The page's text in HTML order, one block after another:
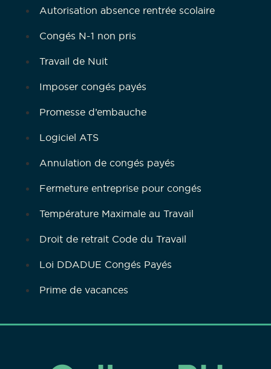
Autorisation absence rentrée scolaire
Congés N-1 non pris
Travail de Nuit
Imposer congés payés
Promesse d’embauche
Logiciel ATS
Annulation de congés payés
Fermeture entreprise pour congés
Température Maximale au Travail
Droit de retrait Code du Travail
Loi DDADUE Congés Payés
Prime de vacances